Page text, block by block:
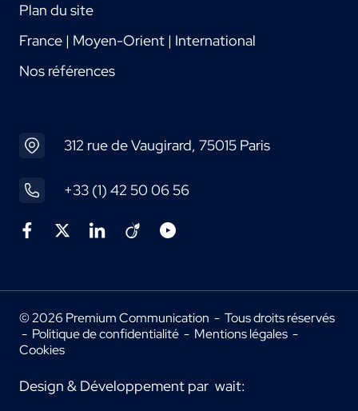
Plan du site
France | Moyen-Orient | International
Nos références
312 rue de Vaugirard, 75015 Paris
+33 (1) 42 50 06 56
© 2026 Premium Communication - Tous droits réservés
- Politique de confidentialité - Mentions légales -
Cookies
Design & Développement par wait: